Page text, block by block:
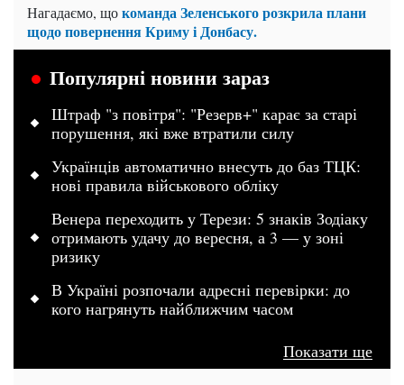
Нагадаємо, щокоманда Зеленського розкрила плани
щодо повернення Криму і Донбасу.
Популярні новини зараз
Штраф "з повітря": "Резерв+" карає за старі
порушення, які вже втратили силу
Українців автоматично внесуть до баз ТЦК:
нові правила військового обліку
Венера переходить у Терези: 5 знаків Зодіаку
отримають удачу до вересня, а 3 — у зоні
ризику
В Україні розпочали адресні перевірки: до
кого нагрянуть найближчим часом
Показати ще